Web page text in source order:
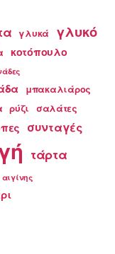
γλυκά γλυκό
κοτόπουλο
μπακαλιάρος
ρύζι σαλάτες
συνταγές
τάρτα
αιγίνης